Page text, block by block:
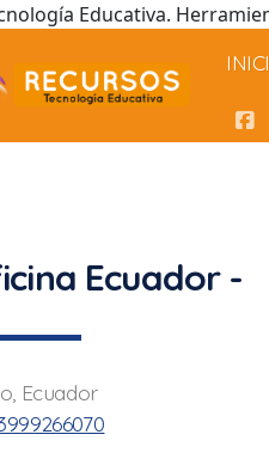
Educativa.
Ecuador -
Ecuador